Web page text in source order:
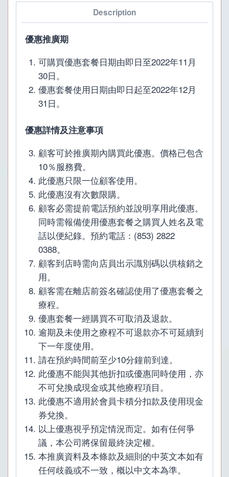
餐
|
MOP100
現
金
券
Description
優惠推廣期
可購買優惠套餐日期由即日至2022年11月
30日。
優惠套餐使用日期由即日起至2022年12月
31日。
優惠詳情及注意事項
顧客可於推廣期內購買此優惠。價格已包含
10％服務費。
此優惠只限一位顧客使用。
此優惠沒有次數限購。
顧客必需提前電話預約並說明享用此優惠。
同時需報備使用優惠套餐之購買人姓名及電
話以便紀錄。預約電話：(853) 2822
0388。
顧客到店時需向店員出示識別碼以供核銷之
用。
顧客需在離店前簽名確認使用了優惠套餐之
療程。
優惠套餐一經購買不可取消及退款。
逾期及未使用之療程不可退款亦不可延續到
下一年度使用。
請在預約時間前至少10分鐘前到達。
此優惠不能與其他折扣或優惠同時使用，亦
不可兌換成現金或其他療程項目。
此優惠不適用於會員卡積分扣款及使用現金
券兌換。
以上優惠視乎預定情況而定。如有任何爭
議，本公司將保留最終決定權。
本推廣資料及本條款及細則的中英文本如有
任何歧義或不一致，概以中文本為準。